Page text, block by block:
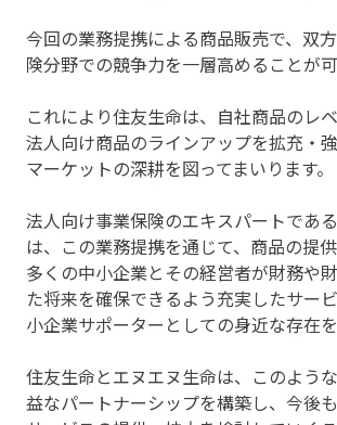
今回の業務提携による商品販売で、双
険分野での競争力を一層高めることが可
これにより住友生命は、自社商品のレ
法人向け商品のラインアップを拡充・
マーケットの深耕を図ってまいります。
法人向け事業保険のエキスパートであ
は、この業務提携を通じて、商品の提
多くの中小企業とその経営者が財務や
た将来を確保できるよう充実したサー
小企業サポーターとしての身近な存在を
住友生命とエヌエヌ生命は、このよう
益なパートナーシップを構築し、今後